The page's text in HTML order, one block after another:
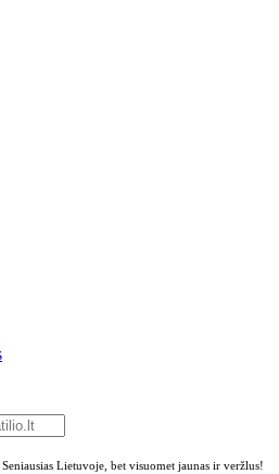
Seniausias Lietuvoje, bet visuomet jaunas ir veržlus!